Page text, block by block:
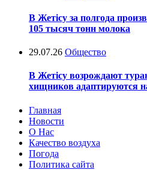
В Жетісу за полгода
105 тысяч тонн молока
29.07.26 Общество
В Жетісу возрождают
хищников адаптируются
Главная
Новости
О Нас
Качество воздуха
Погода
Политика сайта